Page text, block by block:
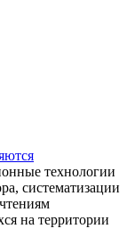
технологии
систематизации
на территории